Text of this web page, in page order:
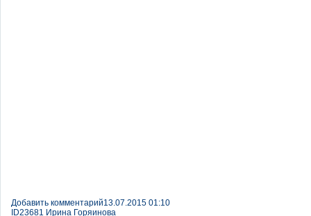
Добавить комментарий13.07.2015 01:10
ID23681 Ирина Горяинова